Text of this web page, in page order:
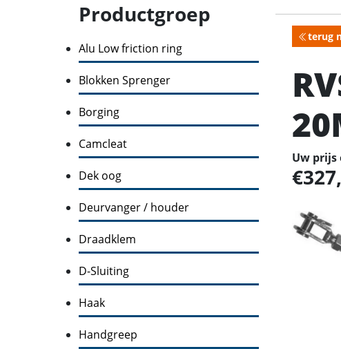
Productgroep
Alu Low friction ring
Blokken Sprenger
Borging
Camcleat
Dek oog
Deurvanger / houder
Draadklem
D-Sluiting
Haak
Handgreep
terug
Uw prijs